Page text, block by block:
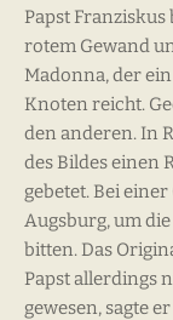
Papst Franziskus
rotem Gewand
Madonna, der
Knoten reicht.
den anderen. In
des Bildes einen
gebetet. Bei
Augsburg, um
bitten. Das
Papst allerdings
gewesen, sagte